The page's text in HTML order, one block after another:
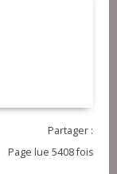
Partager :
Page lue 5408 fois